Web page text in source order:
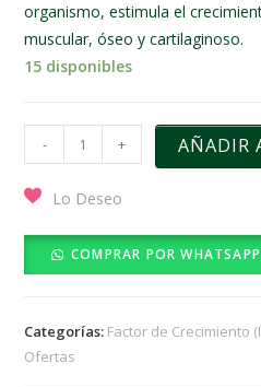
organismo, estimula el
muscular, óseo y cartilaginoso.
15 disponibles
- + AÑADIR
Lo Deseo
COMPRAR POR WHATSAPP
Categorías: Factor de Crecimiento
Ofertas